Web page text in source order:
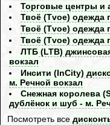
Торговые центры и
Твоё (Tvoe) одежда
Твоё (Tvoe) одежда
Твоё (Tvoe) одежда
ЛТБ (LTB)
вокзал
Инсити (InCity)
м. Речной вокзал
Снежная королева
дублёнок и шуб - м.
Посмотреть все